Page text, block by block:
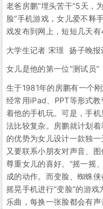
老爸房鹏“埋头苦干”5天，
脸”手机游戏，女儿爱不释
戏发布到网上，短短几天有
大学生记者 宋璟 扬子晚报
女儿是他的第一位“测试员”
生于1981年的房鹏有一个
经常用iPad、PPT等形式
着他的手机玩。可是，手
法比较复杂。房鹏就计划
的优势为女儿设计一款独
又要联系小朋友对声音、
尊重女儿的喜好。“摇一摇
成的动作。而变脸、蜘蛛
摇晃手机进行“变脸”的游
乐曲，每换一张脸都会有